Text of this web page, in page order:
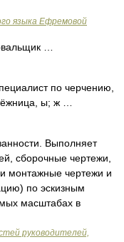
языка Ефремовой
…
по черчению,
ы; ж …
Выполняет
сборочные чертежи,
монтажные чертежи и
по эскизным
масштабах в
руководителей,